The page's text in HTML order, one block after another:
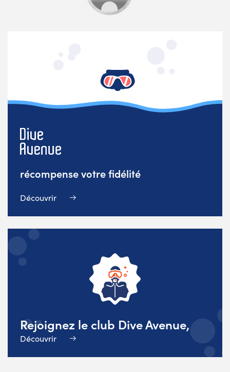
récompense votre fidélité
Découvrir
Rejoignez le club Dive Avenue,
Découvrir